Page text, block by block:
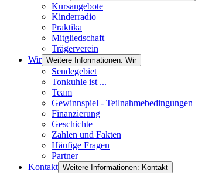
Kursangebote
Kinderradio
Praktika
Mitgliedschaft
Trägerverein
Wir Weitere Informationen: Wir
Sendegebiet
Tonkuhle ist ...
Team
Gewinnspiel - Teilnahmebedingungen
Finanzierung
Geschichte
Zahlen und Fakten
Häufige Fragen
Partner
Kontakt Weitere Informationen: Kontakt